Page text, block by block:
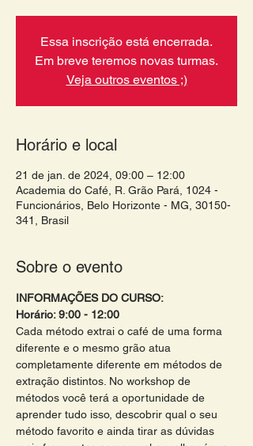
Essa inscrição está encerrada.
Em breve teremos novas turmas.
Veja outros eventos ;)
Horário e local
21 de jan. de 2024, 09:00 – 12:00
Academia do Café, R. Grão Pará, 1024 -
Funcionários, Belo Horizonte - MG, 30150-
341, Brasil
Sobre o evento
INFORMAÇÕES DO CURSO:
Horário: 9:00 - 12:00
Cada método extrai o café de uma forma
diferente e o mesmo grão atua
completamente diferente em métodos de
extração distintos. No workshop de
métodos você terá a oportunidade de
aprender tudo isso, descobrir qual o seu
método favorito e ainda tirar as dúvidas